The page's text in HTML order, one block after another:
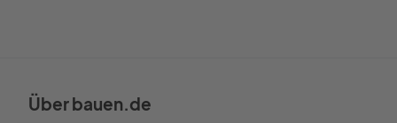
Über bauen.de